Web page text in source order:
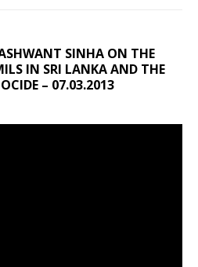
SINHA ON THE
IN SRI LANKA AND THE
– 07.03.2013